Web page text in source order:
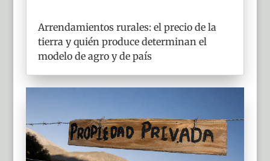
Arrendamientos rurales: el precio de la
tierra y quién produce determinan el
modelo de agro y de país